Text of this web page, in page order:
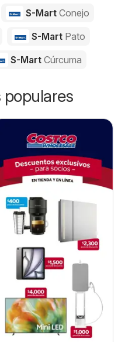
S-Mart Conejo
S-Mart Pato
S-Mart Cúrcuma
populares